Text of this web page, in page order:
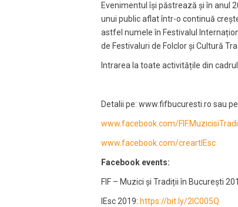
Evenimentul își păstrează și în anul
unui public aflat într-o continuă
astfel numele în Festivalul
de Festivaluri de Folclor și Cultură
Intrarea la toate activitățile din
Detalii pe: www.fifbucuresti.ro sau
www.facebook.com/
www.facebook.com/creartIEsc
Facebook events:
FIF – Muzici și Tradiții în București
IEsc 2019: https://bit.ly/2IC005Q